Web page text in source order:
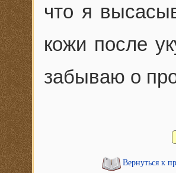
что я
кожи после
забываю о
Вернуться к